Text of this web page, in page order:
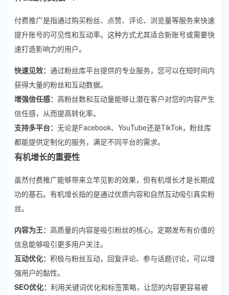
付费推广是指通过购买粉丝、点赞、评论、浏览量等服务来快速
提升账号的可见性和互动率。这种方式尤其适合新账号或需要快
速打造影响力的用户。
快速见效： 通过粉丝库平台提供的专业服务，您可以在短时间内
获得大量的粉丝和互动数据。
增强信任感： 高粉丝数和互动量能够让潜在客户对您的内容产生
信任感，从而提高转化率。
支持多平台： 无论是Facebook、YouTube还是TikTok，粉丝库
都能提供定制化的服务，满足不同平台的需求。
有机增长的重要性
虽然付费推广能够带来立竿见影的效果，但有机增长才是长期成
功的基石。有机增长指的是通过优质内容和自然互动吸引真实粉
丝。
内容为王： 高质量的内容是吸引粉丝的核心。定期发布有价值的
信息能够吸引更多用户关注。
互动优化： 积极与粉丝互动，回复评论、参与话题讨论，可以增
强用户的黏性。
SEO优化： 利用关键词优化和标签策略，让您的内容更容易被